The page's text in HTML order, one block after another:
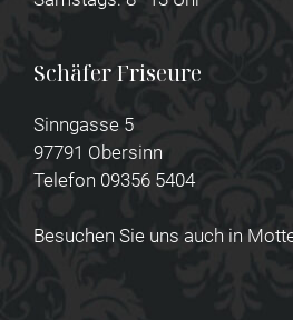
Schäfer Friseure
Sinngasse 5
97791 Obersinn
Telefon 09356 5404
Besuchen Sie uns auch in